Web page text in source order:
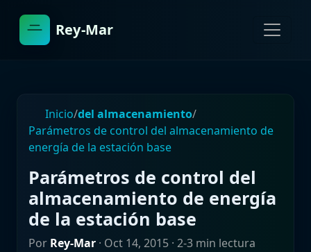
Rey-Mar
Inicio/del almacenamiento/
Parámetros de control del almacenamiento de
energía de la estación base
Parámetros de control del
almacenamiento de energía
de la estación base
Por Rey-Mar · Oct 14, 2015 · 2-3 min lectura